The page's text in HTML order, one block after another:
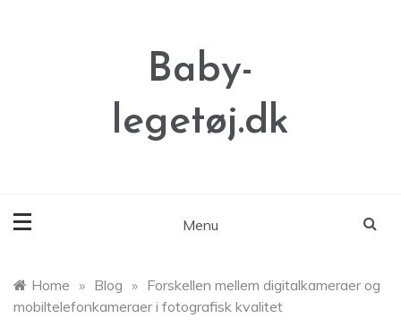
Baby-
legetøj.dk
Menu
Home » Blog » Forskellen mellem digitalkameraer og
mobiltelefonkameraer i fotografisk kvalitet